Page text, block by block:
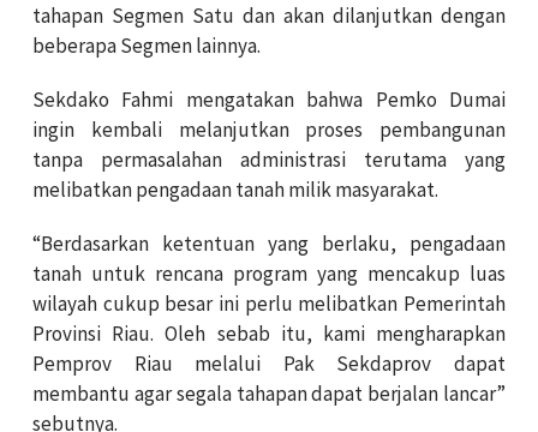
tahapan Segmen Satu dan akan dilanjutkan dengan
beberapa Segmen lainnya.
Sekdako Fahmi mengatakan bahwa Pemko Dumai
ingin kembali melanjutkan proses pembangunan
tanpa permasalahan administrasi terutama yang
melibatkan pengadaan tanah milik masyarakat.
“Berdasarkan ketentuan yang berlaku, pengadaan
tanah untuk rencana program yang mencakup luas
wilayah cukup besar ini perlu melibatkan Pemerintah
Provinsi Riau. Oleh sebab itu, kami mengharapkan
Pemprov Riau melalui Pak Sekdaprov dapat
membantu agar segala tahapan dapat berjalan lancar”
sebutnya.